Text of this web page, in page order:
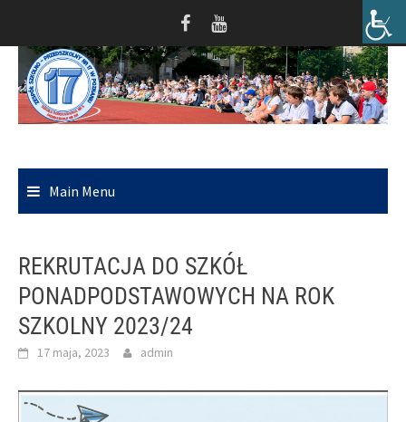
content
Main Menu
REKRUTACJA DO SZKÓŁ
PONADPODSTAWOWYCH NA ROK
SZKOLNY 2023/24
17 maja, 2023 admin